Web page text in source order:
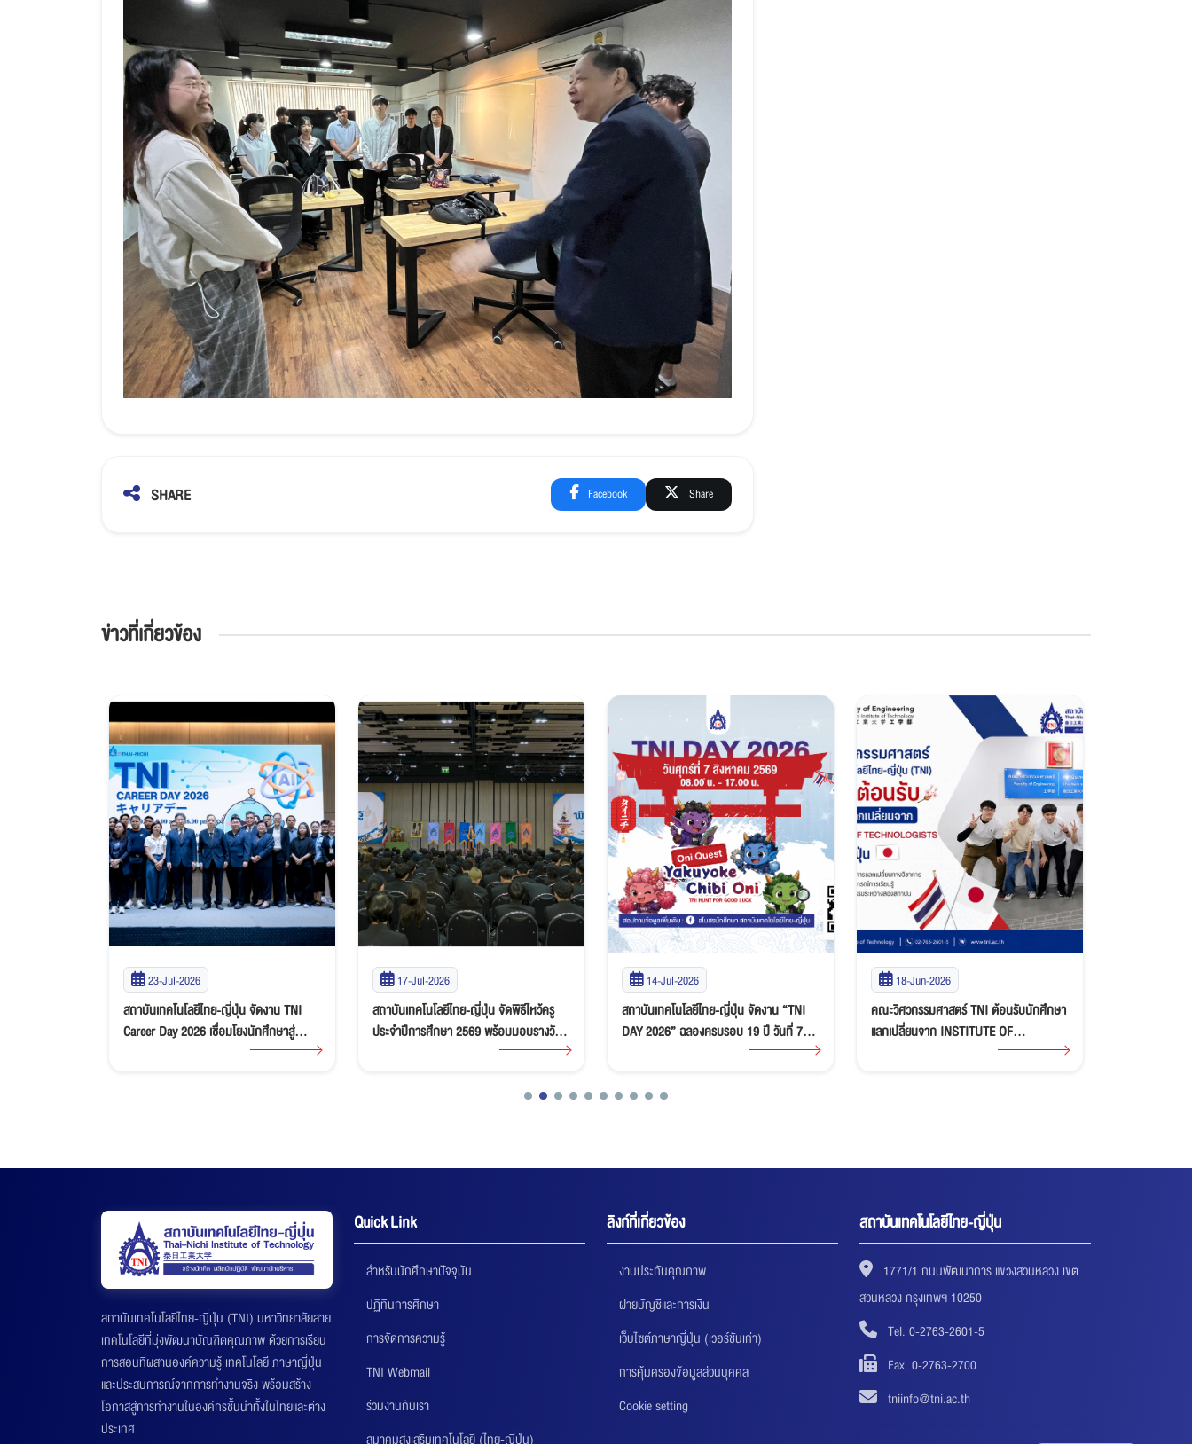
SHARE Facebook Share
ข่าวที่เกี่ยวข้อง
23-Jul-2026
สถาบันเทคโนโลยีไทย-ญี่ปุ่น จัดงาน TNI
Career Day 2026 เชื่อมโยงนักศึกษาสู่
17-Jul-2026
สถาบันเทคโนโลยีไทย-ญี่ปุ่น จัดพิธีไหว้ครู
ประจำปีการศึกษา 2569 พร้อมมอบรางวัล
14-Jul-2026
สถาบันเทคโนโลยีไทย-ญี่ปุ่น จัดงาน “TNI
DAY 2026” ฉลองครบรอบ 19 ปี วันที่ 7
18-Jun-2026
คณะวิศวกรรมศาสตร์ TNI ต้อนรับนักศึกษา
แลกเปลี่ยนจาก INSTITUTE OF
TECHNOLOGISTS ประเทศญี่ปุ่น พร้อม
สถาบันเทคโนโลยีไทย-ญี่ปุ่น (TNI) มหาวิทยาลัยสาย
เทคโนโลยีที่มุ่งพัฒนาบัณฑิตคุณภาพ ด้วยการเรียน
การสอนที่ผสานองค์ความรู้ เทคโนโลยี ภาษาญี่ปุ่น
และประสบการณ์จากการทำงานจริง พร้อมสร้าง
โอกาสสู่การทำงานในองค์กรชั้นนำทั้งในไทยและต่าง
ประเทศ
Quick Link
สำหรับนักศึกษาปัจจุบัน
ปฏิทินการศึกษา
การจัดการความรู้
TNI Webmail
ร่วมงานกับเรา
ลิงก์ที่เกี่ยวข้อง
งานประกันคุณภาพ
ฝ่ายบัญชีและการเงิน
เว็บไซต์ภาษาญี่ปุ่น (เวอร์ชันเก่า)
การคุ้มครองข้อมูลส่วนบุคคล
Cookie setting
สถาบันเทคโนโลยีไทย-ญี่ปุ่น
1771/1 ถนนพัฒนาการ แขวงสวนหลวง เขต
สวนหลวง กรุงเทพฯ 10250
Tel. 0-2763-2601-5
Fax. 0-2763-2700
tniinfo@tni.ac.th